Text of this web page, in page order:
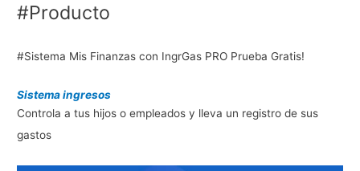
#Producto
#Sistema Mis Finanzas con IngrGas PRO Prueba Gratis!
Sistema ingresos
Controla a tus hijos o empleados y lleva un registro de sus
gastos